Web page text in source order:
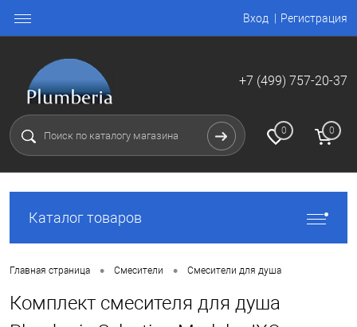
Вход Регистрация
+7 (499) 757-20-37
0 0
Каталог товаров
Главная страница • Смесители • Смесители для душа
Комплект смесителя для душа